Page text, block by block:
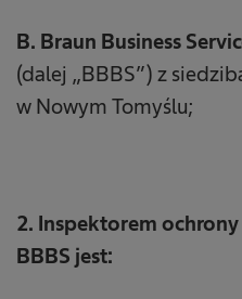
B. Braun Business
(dalej „BBBS”) z
w Nowym Tomyślu;
2. Inspektorem
BBBS jest: